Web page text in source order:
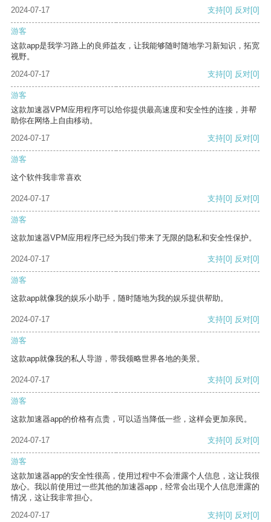
2024-07-17
支持[0] 反对[0]
游客
这款app是我学习路上的良师益友，让我能够随时随地学习新知识，拓宽
视野。
2024-07-17
支持[0] 反对[0]
游客
这款加速器VPM应用程序可以给你提供最高速度和安全性的连接，并帮
助你在网络上自由移动。
2024-07-17
支持[0] 反对[0]
游客
这个软件我非常喜欢
2024-07-17 支持[0] 反对[0]
游客
这款加速器VPM应用程序已经为我们带来了无限的隐私和安全性保护。
2024-07-17 支持[0] 反对[0]
游客
这款app就像我的娱乐小助手，随时随地为我的娱乐提供帮助。
2024-07-17 支持[0] 反对[0]
游客
这款app就像我的私人导游，带我领略世界各地的美景。
2024-07-17 支持[0] 反对[0]
游客
这款加速器app的价格有点贵，可以适当降低一些，这样会更加亲民。
2024-07-17 支持[0] 反对[0]
游客
这款加速器app的安全性很高，使用过程中不会泄露个人信息，这让我很
放心。我以前使用过一些其他的加速器app，经常会出现个人信息泄露的
情况，这让我非常担心。
2024-07-17
支持[0] 反对[0]